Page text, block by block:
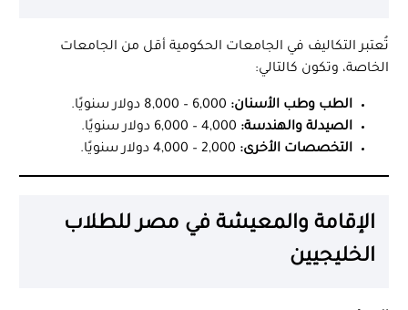
تُعتبر التكاليف في الجامعات الحكومية أقل من الجامعات
الخاصة، وتكون كالتالي:
الطب وطب الأسنان:
الصيدلة والهندسة:
التخصصات الأخرى:
الإقامة والمعيشة في مصر للطلاب
الخليجيين